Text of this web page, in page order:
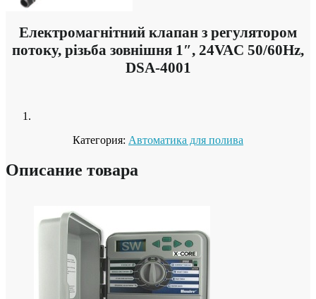
Електромагнітний клапан з регулятором
потоку, різьба зовнішня 1″, 24VAC 50/60Hz,
DSA-4001
Категория: Автоматика для полива
Описание товара